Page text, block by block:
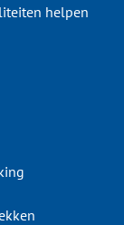
helpen